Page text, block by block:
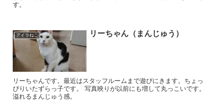
す。
アイラねこ リーちゃん（まんじゅう）
リーちゃんです。最近はスタッフルームまで遊びにきます。ちょっ
ぴりいたずらっ子です。 写真映りが以前にも増して丸っこいです。
溢れるまんじゅう感。